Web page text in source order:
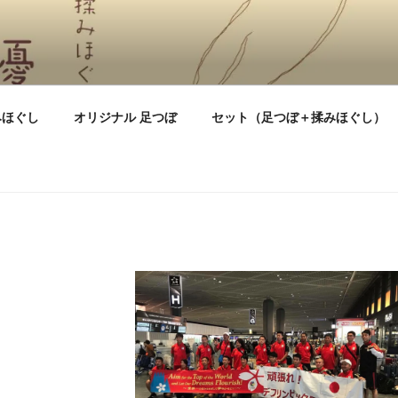
とどく 揉みほぐし〜
ぐし オリジナル 足つぼ セット（足つぼ＋揉みほぐし）